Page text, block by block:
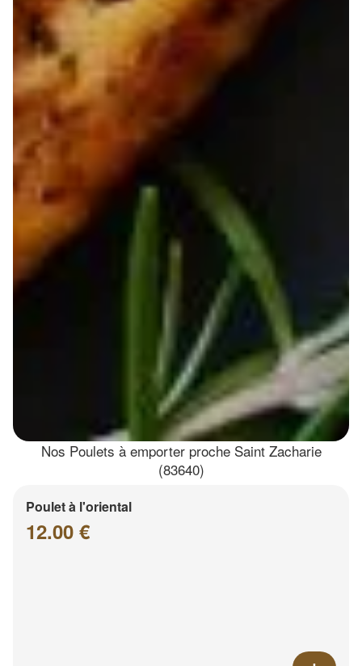
Nos Poulets à emporter proche Saint Zacharie
(83640)
Poulet à l'oriental
12.00 €